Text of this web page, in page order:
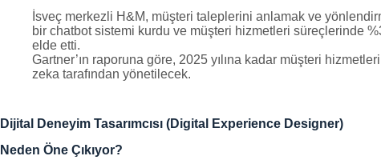
İsveç merkezli H&M, müşteri taleplerini anlamak ve
bir chatbot sistemi kurdu ve müşteri hizmetleri süreçlerinde
elde etti.
Gartner’ın raporuna göre, 2025 yılına kadar müşteri
zeka tarafından yönetilecek.
Dijital Deneyim Tasarımcısı (Digital Experience Designer)
Neden Öne Çıkıyor?